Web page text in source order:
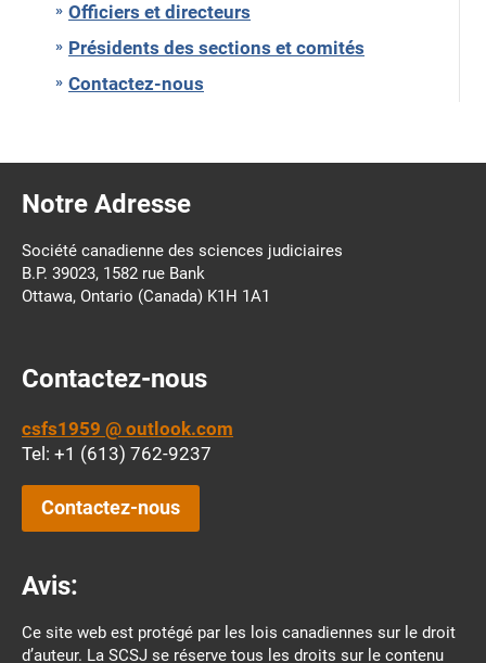
Officiers et directeurs
Présidents des sections et comités
Contactez-nous
Notre Adresse
Société canadienne des sciences judiciaires
B.P. 39023, 1582 rue Bank
Ottawa, Ontario (Canada) K1H 1A1
Contactez-nous
csfs1959 @ outlook.com
Tel: +1 (613) 762-9237
Contactez-nous
Avis:
Ce site web est protégé par les lois canadiennes sur le droit
d’auteur. La SCSJ se réserve tous les droits sur le contenu